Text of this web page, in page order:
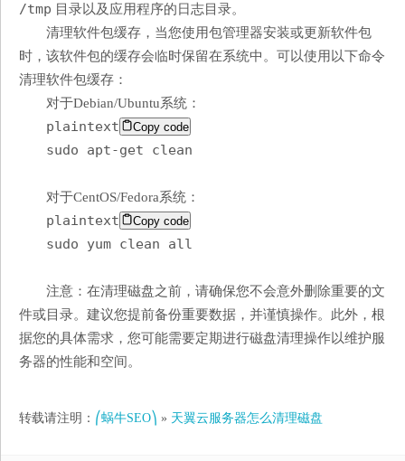
/tmp 目录以及应用程序的日志目录。
清理软件包缓存，当您使用包管理器安装或更新软件包
时，该软件包的缓存会临时保留在系统中。可以使用以下命令
清理软件包缓存：
对于Debian/Ubuntu系统：
plaintext Copy code
sudo apt-get clean
对于CentOS/Fedora系统：
plaintext Copy code
sudo yum clean all
注意：在清理磁盘之前，请确保您不会意外删除重要的文
件或目录。建议您提前备份重要数据，并谨慎操作。此外，根
据您的具体需求，您可能需要定期进行磁盘清理操作以维护服
务器的性能和空间。
转载请注明： ⎛蜗牛SEO⎞ » 天翼云服务器怎么清理磁盘